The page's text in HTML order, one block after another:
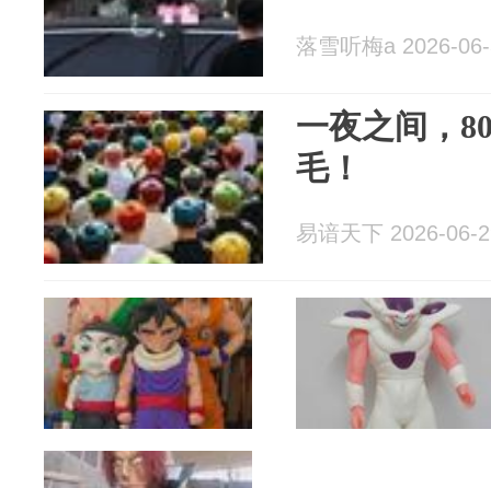
落雪听梅a 2026-
一夜之间，
毛！
易谙天下 2026-06-